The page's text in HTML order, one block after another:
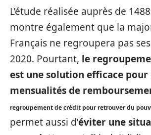
L’étude réalisée auprès de
montre également que la
Français ne regroupera pas
2020. Pourtant, le
est une solution efficace
mensualités de
regroupement de crédit pour retrouver du
permet aussi d’éviter une